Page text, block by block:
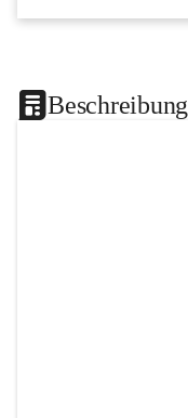
Beschreibung